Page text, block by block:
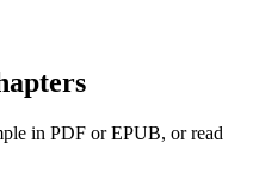
in PDF or EPUB, or read